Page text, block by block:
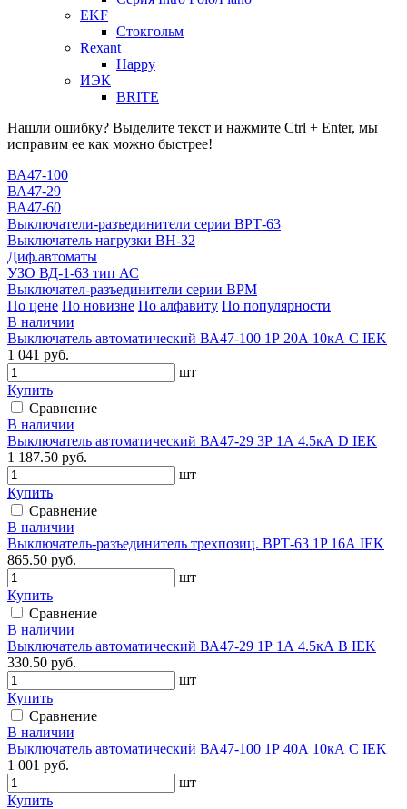
EKF
Стокгольм
Rexant
Happy
ИЭК
BRITE
Нашли ошибку? Выделите текст и нажмите Ctrl + Enter, мы
исправим ее как можно быстрее!
ВА47-100
ВА47-29
ВА47-60
Выключатели-разъединители серии ВРТ-63
Выключатель нагрузки ВН-32
Диф.автоматы
УЗО ВД-1-63 тип АС
Выключател-разъединители серии ВРМ
По цене По новизне По алфавиту По популярности
В наличии
Выключатель автоматический ВА47-100 1Р 20А 10кА С IEK
1 041 руб.
шт
Купить
Сравнение
В наличии
Выключатель автоматический ВА47-29 3Р 1А 4.5кА D IEK
1 187.50 руб.
шт
Купить
Сравнение
В наличии
Выключатель-разъединитель трехпозиц. ВРТ-63 1P 16А IEK
865.50 руб.
шт
Купить
Сравнение
В наличии
Выключатель автоматический ВА47-29 1Р 1А 4.5кА В IEK
330.50 руб.
шт
Купить
Сравнение
В наличии
Выключатель автоматический ВА47-100 1Р 40А 10кА С IEK
1 001 руб.
шт
Купить